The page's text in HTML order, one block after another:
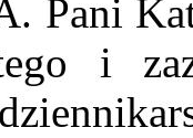
Pani
i